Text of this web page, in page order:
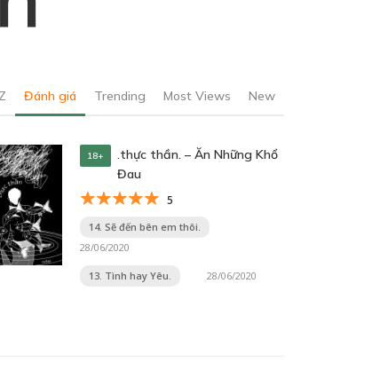
Đánh giá Trending Most Views New
18+
.thực thần. – Ăn Những Khổ
Đau
5
14. Sẽ đến bên em thôi.
28/06/2020
13. Tình hay Yêu. 28/06/2020